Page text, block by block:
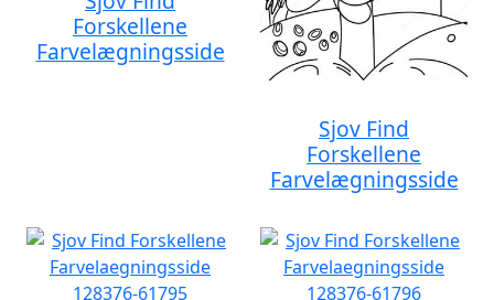
Forskellene
Farvelægningsside
Sjov Find
Forskellene
Farvelægningsside